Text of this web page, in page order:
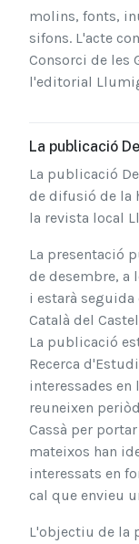
molins, fonts,
sifons. L'acte
Consorci de les
l'editorial
La publicació
La publicació
de difusió de la
la revista local
La presentació
de desembre, a
i estarà
Català del
La publicació
Recerca
interessades
reuneixen
Cassà per
mateixos han
interessats en
cal que envieu
L'objectiu de la